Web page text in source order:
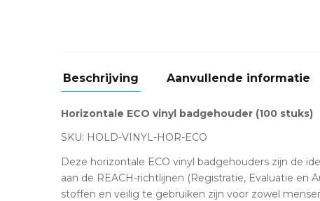
Beschrijving Aanvullende informatie
Horizontale ECO vinyl badgehouder (100 stuks)
SKU: HOLD-VINYL-HOR-ECO
Deze horizontale ECO vinyl badgehouders zijn de
aan de REACH-richtlijnen (Registratie, Evaluatie en
stoffen en veilig te gebruiken zijn voor zowel